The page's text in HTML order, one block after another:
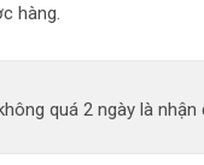
hàng.
quá 2 ngày là